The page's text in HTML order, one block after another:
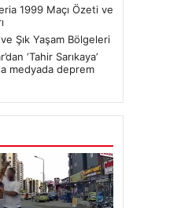
1999 Maçı Özeti ve
Şık Yaşam Bölgeleri
‘Tahir Sarıkaya’
medyada deprem